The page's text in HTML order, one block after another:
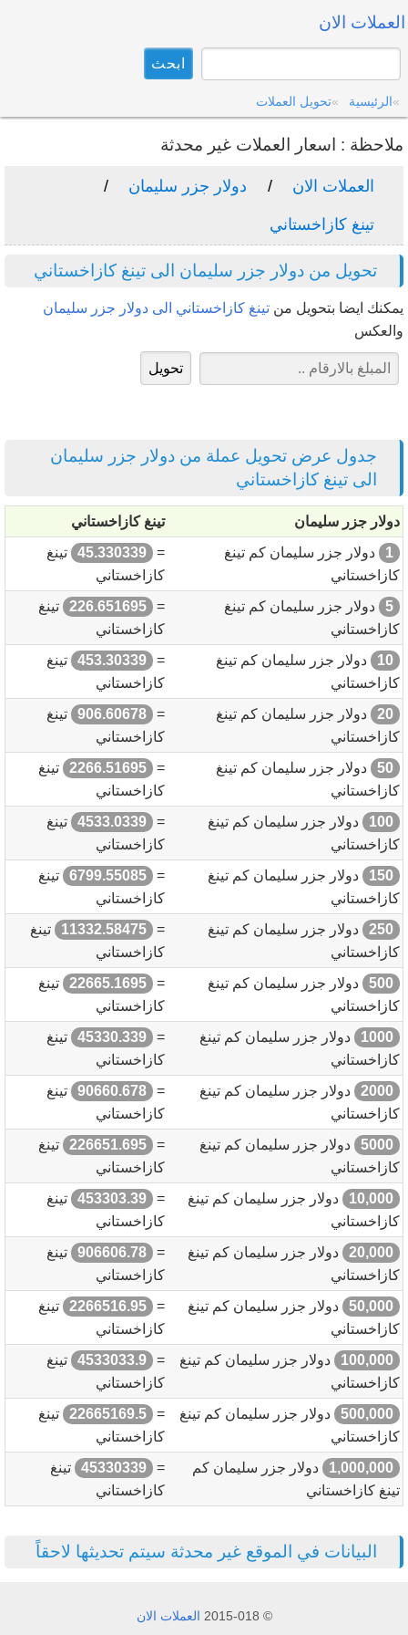
العملات الان
الرئيسية تحويل العملات
ملاحظة : اسعار العملات غير محدثة
العملات الان دولار جزر سليمان
تينغ كازاخستاني
تحويل من دولار جزر سليمان الى تينغ كازاخستاني
يمكنك ايضا بتحويل من تينغ كازاخستاني الى دولار جزر سليمان
والعكس
جدول عرض تحويل عملة من دولار جزر سليمان
الى تينغ كازاخستاني
دولار جزر سليمان
تينغ كازاخستاني
1
دولار جزر سليمان كم تينغ
كازاخستاني
=
45.330339
تينغ
كازاخستاني
5
دولار جزر سليمان كم تينغ
كازاخستاني
=
226.651695
تينغ
كازاخستاني
10
دولار جزر سليمان كم تينغ
كازاخستاني
=
453.30339
تينغ
كازاخستاني
20
دولار جزر سليمان كم تينغ
كازاخستاني
=
906.60678
تينغ
كازاخستاني
50
دولار جزر سليمان كم تينغ
كازاخستاني
=
2266.51695
تينغ
كازاخستاني
100
دولار جزر سليمان كم تينغ
كازاخستاني
=
4533.0339
تينغ
كازاخستاني
150
دولار جزر سليمان كم تينغ
كازاخستاني
=
6799.55085
تينغ
كازاخستاني
250
دولار جزر سليمان كم تينغ
كازاخستاني
=
11332.58475
تينغ
كازاخستاني
500
دولار جزر سليمان كم تينغ
كازاخستاني
=
22665.1695
تينغ
كازاخستاني
1000
دولار جزر سليمان كم تينغ
كازاخستاني
=
45330.339
تينغ
كازاخستاني
2000
دولار جزر سليمان كم تينغ
كازاخستاني
=
90660.678
تينغ
كازاخستاني
5000
دولار جزر سليمان كم تينغ
كازاخستاني
=
226651.695
تينغ
كازاخستاني
10,000
دولار جزر سليمان كم تينغ
كازاخستاني
=
453303.39
تينغ
كازاخستاني
20,000
دولار جزر سليمان كم تينغ
كازاخستاني
=
906606.78
تينغ
كازاخستاني
50,000
دولار جزر سليمان كم تينغ
كازاخستاني
=
2266516.95
تينغ
كازاخستاني
100,000
دولار جزر سليمان كم تينغ
كازاخستاني
=
4533033.9
تينغ
كازاخستاني
500,000
دولار جزر سليمان كم تينغ
كازاخستاني
=
22665169.5
تينغ
كازاخستاني
1,000,000
دولار جزر سليمان كم
تينغ كازاخستاني
=
45330339
تينغ
كازاخستاني
البيانات في الموقع غير محدثة سيتم تحديثها لاحقاً
© 2015-018 العملات الان